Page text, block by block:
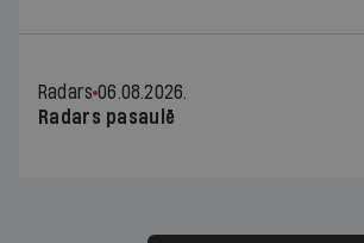
Radars 06.08.2026.
Radars pasaulē